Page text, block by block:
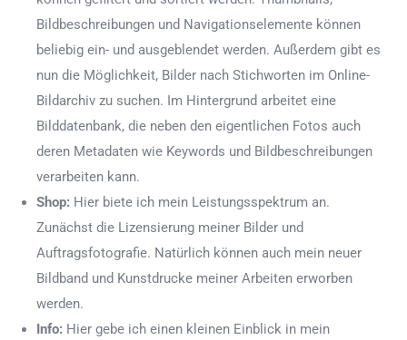
Bildbeschreibungen und Navigationselemente können
beliebig ein- und ausgeblendet werden. Außerdem gibt es
nun die Möglichkeit, Bilder nach Stichworten im Online-
Bildarchiv zu suchen. Im Hintergrund arbeitet eine
Bilddatenbank, die neben den eigentlichen Fotos auch
deren Metadaten wie Keywords und Bildbeschreibungen
verarbeiten kann.
Shop: Hier biete ich mein Leistungsspektrum an.
Zunächst die Lizensierung meiner Bilder und
Auftragsfotografie. Natürlich können auch mein neuer
Bildband und Kunstdrucke meiner Arbeiten erworben
werden.
Info: Hier gebe ich einen kleinen Einblick in mein